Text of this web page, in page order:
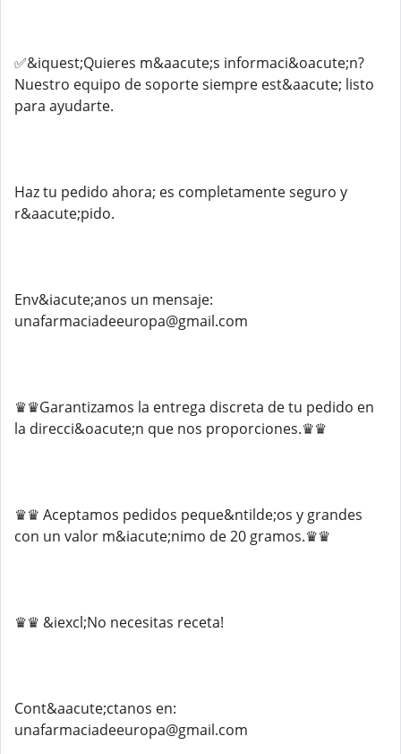
✅&iquest;Quieres m&aacute;s informaci&oacute;n?
Nuestro equipo de soporte siempre est&aacute; listo
para ayudarte.
Haz tu pedido ahora; es completamente seguro y
r&aacute;pido.
Env&iacute;anos un mensaje:
unafarmaciadeeuropa@gmail.com
♛♛Garantizamos la entrega discreta de tu pedido en
la direcci&oacute;n que nos proporciones.♛♛
♛♛ Aceptamos pedidos peque&ntilde;os y grandes
con un valor m&iacute;nimo de 20 gramos.♛♛
♛♛ &iexcl;No necesitas receta!
Cont&aacute;ctanos en:
unafarmaciadeeuropa@gmail.com